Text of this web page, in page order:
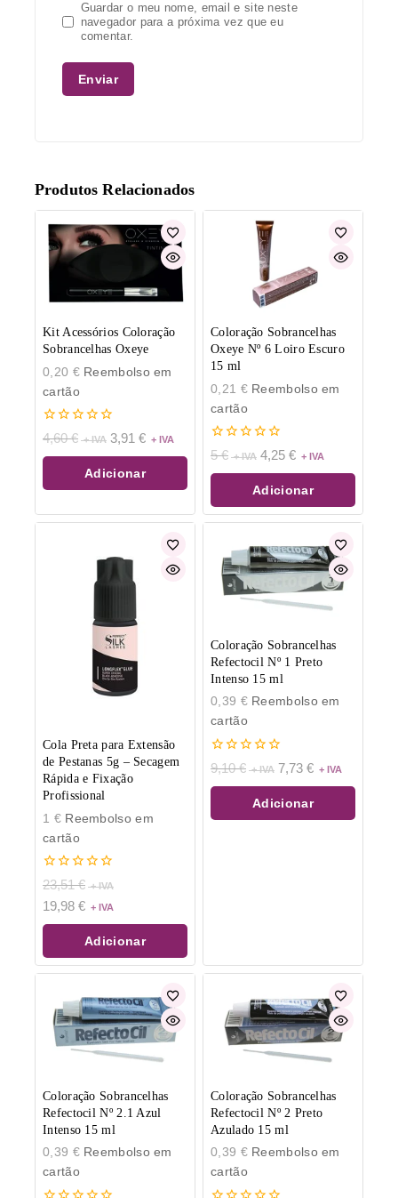
Guardar o meu nome, email e site neste
navegador para a próxima vez que eu
comentar.
Produtos Relacionados
Kit Acessórios Coloração
Sobrancelhas Oxeye
0,20 €Reembolso em
cartão
0
de
5
4,60€ 3,91 €
Adicionar
Coloração Sobrancelhas
Oxeye Nº 6 Loiro Escuro
15 ml
0,21 €Reembolso em
cartão
0
de
5
5€ 4,25 €
Adicionar
Cola Preta para Extensão
de Pestanas 5g – Secagem
Rápida e Fixação
Profissional
1 €Reembolso em
cartão
0
de
5
23,51€
19,98 €
Adicionar
Coloração Sobrancelhas
Refectocil Nº 1 Preto
Intenso 15 ml
0,39 €Reembolso em
cartão
0
de
5
9,10€ 7,73 €
Adicionar
Coloração Sobrancelhas
Refectocil Nº 2.1 Azul
Intenso 15 ml
0,39 €Reembolso em
cartão
Coloração Sobrancelhas
Refectocil Nº 2 Preto
Azulado 15 ml
0,39 €Reembolso em
cartão